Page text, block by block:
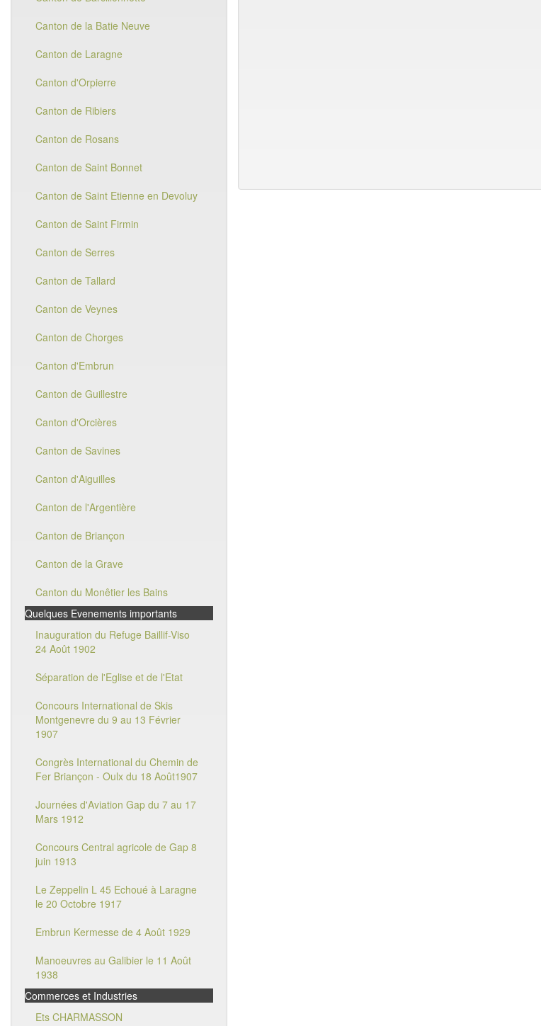
Canton de la Batie Neuve
Canton de Laragne
Canton d'Orpierre
Canton de Ribiers
Canton de Rosans
Canton de Saint Bonnet
Canton de Saint Etienne en Devoluy
Canton de Saint Firmin
Canton de Serres
Canton de Tallard
Canton de Veynes
Canton de Chorges
Canton d'Embrun
Canton de Guillestre
Canton d'Orcières
Canton de Savines
Canton d'Aiguilles
Canton de l'Argentière
Canton de Briançon
Canton de la Grave
Canton du Monêtier les Bains
Quelques Evenements importants
Inauguration du Refuge Baillif-Viso
24 Août 1902
Séparation de l'Eglise et de l'Etat
Concours International de Skis
Montgenevre du 9 au 13 Février
1907
Congrès International du Chemin de
Fer Briançon - Oulx du 18 Août1907
Journées d'Aviation Gap du 7 au 17
Mars 1912
Concours Central agricole de Gap 8
juin 1913
Le Zeppelin L 45 Echoué à Laragne
le 20 Octobre 1917
Embrun Kermesse de 4 Août 1929
Manoeuvres au Galibier le 11 Août
1938
Commerces et Industries
Ets CHARMASSON